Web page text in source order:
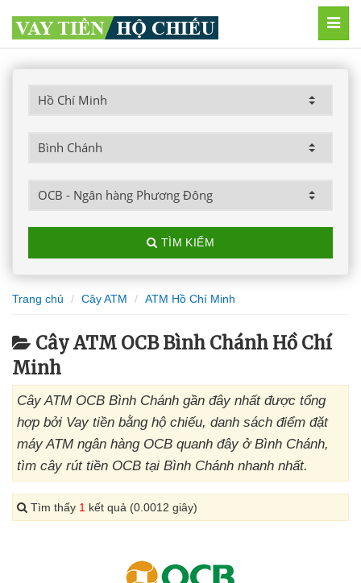
TÌM KIẾM
Trang chủ Cây ATM ATM Hồ Chí Minh
Cây ATM OCB Bình Chánh Hồ Chí
Minh
Cây ATM OCB Bình Chánh gần đây nhất được tổng
hợp bởi Vay tiền bằng hộ chiếu, danh sách điểm đặt
máy ATM ngân hàng OCB quanh đây ở Bình Chánh,
tìm cây rút tiền OCB tại Bình Chánh nhanh nhất.
Tìm thấy 1 kết quả (0.0012 giây)